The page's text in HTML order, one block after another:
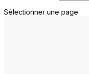
Sélectionner une page